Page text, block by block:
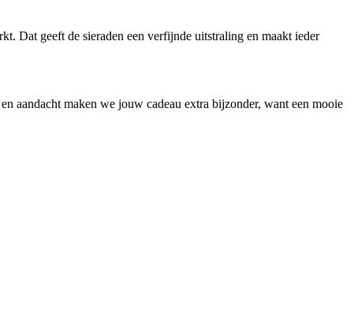
Dat geeft de sieraden een verfijnde uitstraling en maakt ieder
aandacht maken we jouw cadeau extra bijzonder, want een mooie